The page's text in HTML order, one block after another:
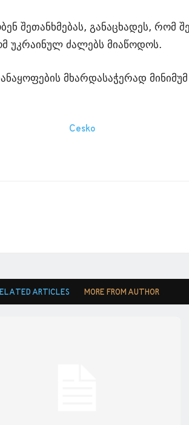
შეთანხმებას, განაცხადეს, რომ
უკრაინულ ძალებს მიაწოდოს.
მხარდასაჭერად
ARTICLES MORE FROM AUTHOR